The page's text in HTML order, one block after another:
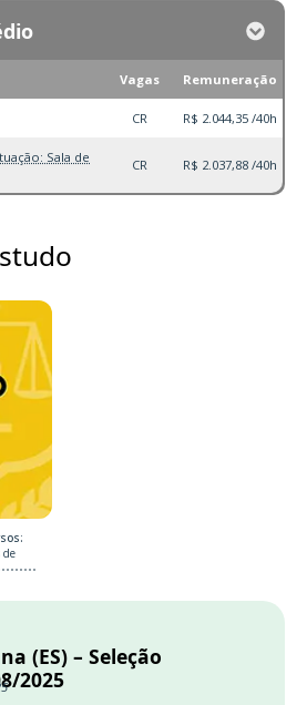
Vagas Remuneração
CR R$ 2.044,35 /40h
Sala de
CR R$ 2.037,88 /40h
de
(ES) – Seleção
2025